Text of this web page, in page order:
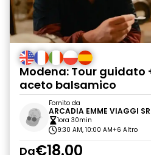
Modena: Tour guidato
aceto balsamico
Fornito da
ARCADIA EMME VIAGGI
1ora 30min
9:30 AM, 10:00 AM+6 Altro
Da€18.00